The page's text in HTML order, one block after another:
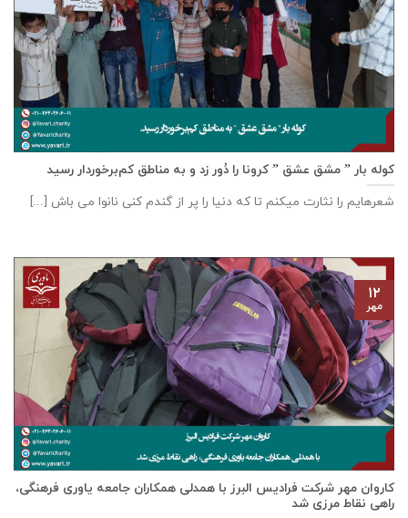
کوله بار ” مشق عشق ” کرونا را دُور زد و به مناطق کم‌برخوردار رسید
شعرهایم را نثارت میکنم تا که دنیا را پر از گندم کنی نانوا می باش [...]
كاروان مهر شرکت فرادیس البرز با همدلی همکاران جامعه یاوری فرهنگی،
راهی نقاط مرزی شد
۱۲
مهر